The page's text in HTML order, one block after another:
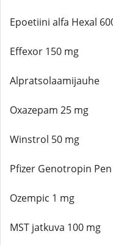
Epoetiini alfa Hexal
Effexor 150 mg
Alpratsolaamijauhe
Oxazepam 25 mg
Winstrol 50 mg
Pfizer Genotropin
Ozempic 1 mg
MST jatkuva 100 mg